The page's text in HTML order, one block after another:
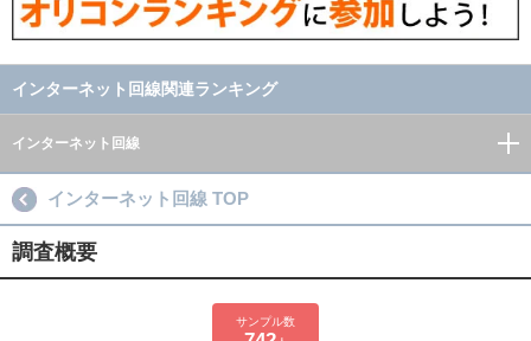
インターネット回線関連ランキング
インターネット回線
インターネット回線 TOP
調査概要
サンプル数